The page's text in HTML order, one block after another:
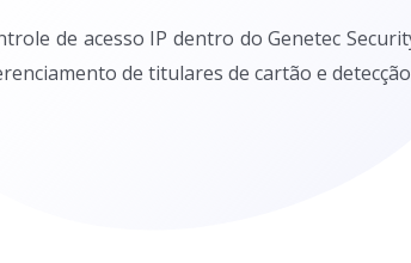
de acesso IP dentro do Genetec
de titulares de cartão e